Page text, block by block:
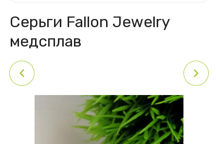
Серьги Fallon Jewelry
медсплав